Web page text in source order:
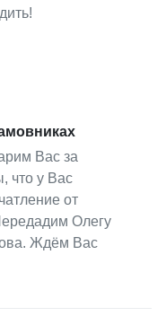
Вас за
что у Вас
от
Олегу
Ждём Вас